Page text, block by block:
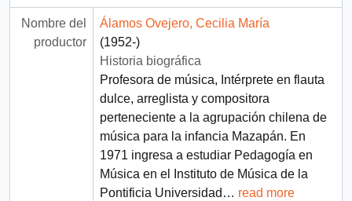
Nombre del
productor
Álamos Ovejero, Cecilia María
(1952-)
Historia biográfica
Profesora de música, Intérprete en flauta
dulce, arreglista y compositora
perteneciente a la agrupación chilena de
música para la infancia Mazapán. En
1971 ingresa a estudiar Pedagogía en
Música en el Instituto de Música de la
Pontificia Universidad … read more